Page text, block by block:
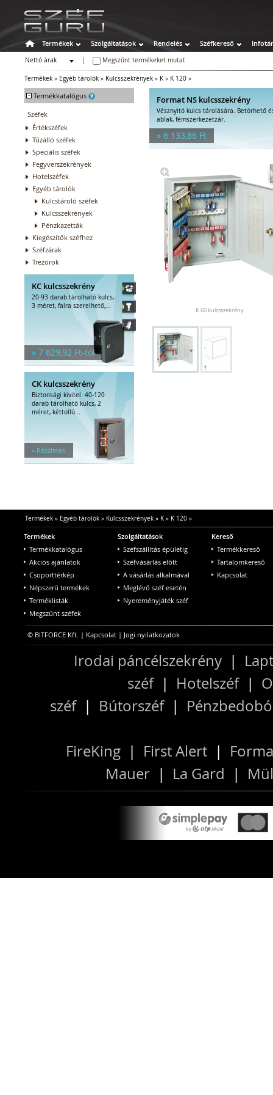
Termékek Szolgáltatások Rendelés Széfkereső Infotár
Nettó árak
Megszűnt termékeket mutat
Termékek » Egyéb tárolók » Kulcsszekrények » K » K 120 »
- Termékkatalógus
Széfek
Értékszéfek
Tűzálló széfek
Speciális széfek
Fegyverszekrények
Hotelszéfek
Egyéb tárolók
Kulcstároló széfek
Kulcsszekrények
Pénzkazetták
Kiegészítők széfhez
Széfzárak
Trezorok
KC kulcsszekrény
20-93 darab tárolható kulcs,
3 méret, falra szerelhető,...
» 7 629,92 Ft-tól
CK kulcsszekrény
Biztonsági kivitel. 40-120
darab tárolható kulcs, 2
méret, kéttollú...
» Részletek
Format NS kulcsszekrény
Vésznyitó kulcs tárolására. Betörhető
ablak, fémszerkezetzár.
» 6 133,86 Ft
K 60 kulcsszekrény
Termékek» Egyéb tárolók» Kulcsszekrények» K» K 120»
Termékek
Termékkatalógus
Akciós ajánlatok
Csoporttérkép
Népszerű termékek
Terméklisták
Megszűnt széfek
Szolgáltatások
Széfszállítás épületig
Széfvásárlás előtt
A vásárlás alkalmával
Meglévő széf esetén
Nyereményjáték széf
Kereső
Termékkereső
Tartalomkereső
Kapcsolat
© BITFORCE Kft. | Kapcsolat | Jogi nyilatkozatok
Irodai páncélszekrény |
széf| Hotelszéf|
széf| Bútorszéf|
FireKing | First Alert |
Mauer | La Gard |